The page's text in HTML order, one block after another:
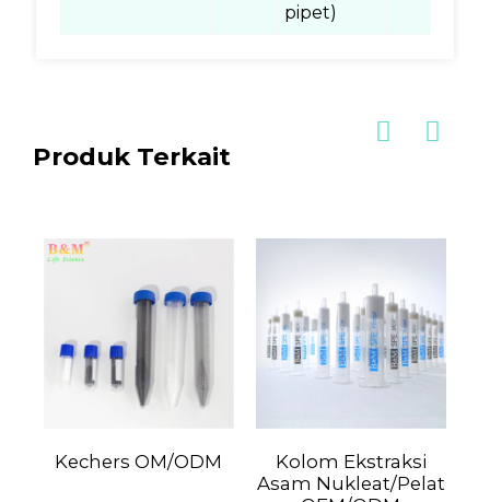
pipet)
Produk Terkait
Kechers OM/ODM
Kolom Ekstraksi
Asam Nukleat/Pelat